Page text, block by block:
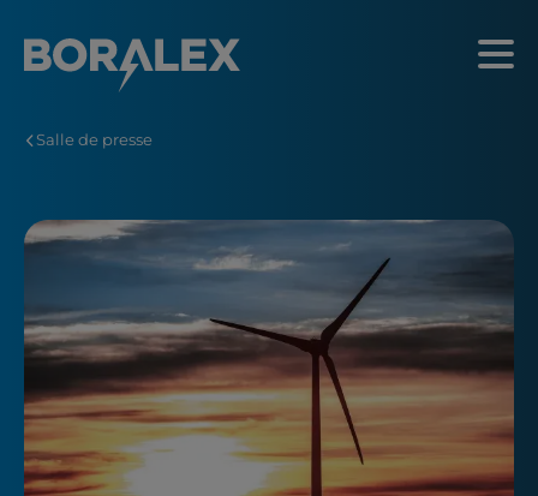
contenu
Menu
Salle de presse